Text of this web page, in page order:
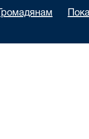
Громадянам